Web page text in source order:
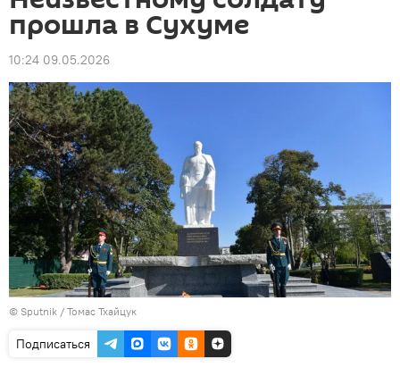
прошла в Сухуме
10:24 09.05.2026
© Sputnik / Томас Тхайцук
Подписаться